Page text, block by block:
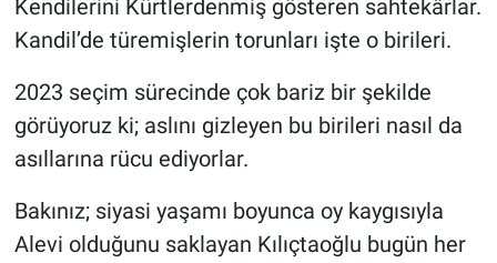
Kendilerini Kürtlerdenmiş gösteren sahtekârlar.
Kandil’de türemişlerin torunları işte o birileri.
2023 seçim sürecinde çok bariz bir şekilde
görüyoruz ki; aslını gizleyen bu birileri nasıl da
asıllarına rücu ediyorlar.
Bakınız; siyasi yaşamı boyunca oy kaygısıyla
Alevi olduğunu saklayan Kılıçtaoğlu bugün her